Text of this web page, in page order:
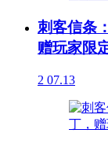
刺客信条
赠玩家限
2 07.13